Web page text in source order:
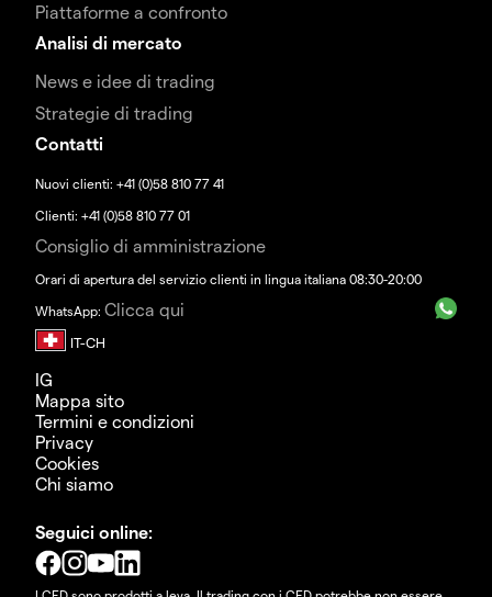
Piattaforme a confronto
Analisi di mercato
News e idee di trading
Strategie di trading
Contatti
Nuovi clienti: +41 (0)58 810 77 41
Clienti: +41 (0)58 810 77 01
Consiglio di amministrazione
Orari di apertura del servizio clienti in lingua italiana 08:30-20:00
WhatsApp: Clicca qui
IG
Mappa sito
Termini e condizioni
Privacy
Cookies
Chi siamo
Seguici online: